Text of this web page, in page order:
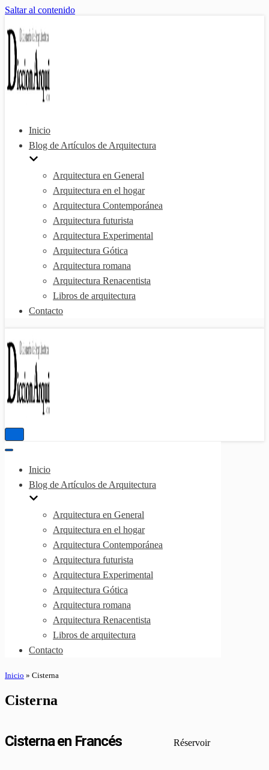
Saltar al contenido
Inicio
Blog de Artículos de Arquitectura
Arquitectura en General
Arquitectura en el hogar
Arquitectura Contemporánea
Arquitectura futurista
Arquitectura Experimental
Arquitectura Gótica
Arquitectura romana
Arquitectura Renacentista
Libros de arquitectura
Contacto
Menú
Menú
navegación
Inicio
Blog de Artículos de Arquitectura
Arquitectura en General
Arquitectura en el hogar
Arquitectura Contemporánea
Arquitectura futurista
Arquitectura Experimental
Arquitectura Gótica
Arquitectura romana
Arquitectura Renacentista
Libros de arquitectura
Contacto
Inicio » Cisterna
Cisterna
Cisterna en Francés Réservoir